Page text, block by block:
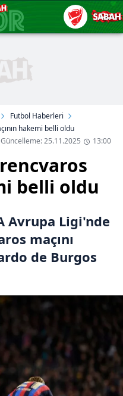
Futbol Haberleri
hakemi belli oldu
25.11.2025 13:00
belli oldu
Avrupa Ligi'nde
maçını
de Burgos